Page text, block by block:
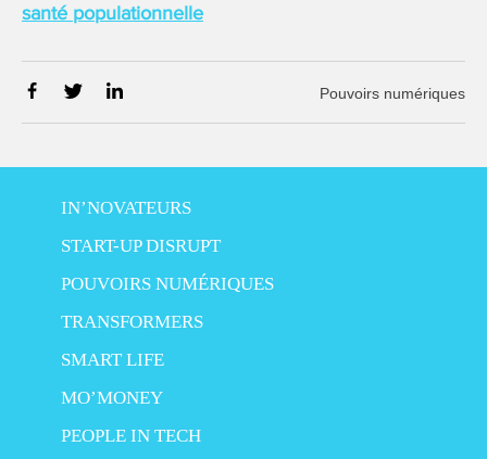
santé populationnelle
Pouvoirs numériques
IN’NOVATEURS
START-UP DISRUPT
POUVOIRS NUMÉRIQUES
TRANSFORMERS
SMART LIFE
MO’MONEY
PEOPLE IN TECH